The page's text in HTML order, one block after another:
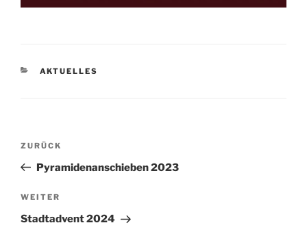
KATEGORIEN
AKTUELLES
Beitragsnavigation
Vorheriger
Beitrag
ZURÜCK
Pyramidenanschieben 2023
Nächster
Beitrag
WEITER
Stadtadvent 2024